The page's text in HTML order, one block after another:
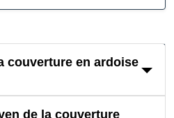
couverture en ardoise
de la couverture